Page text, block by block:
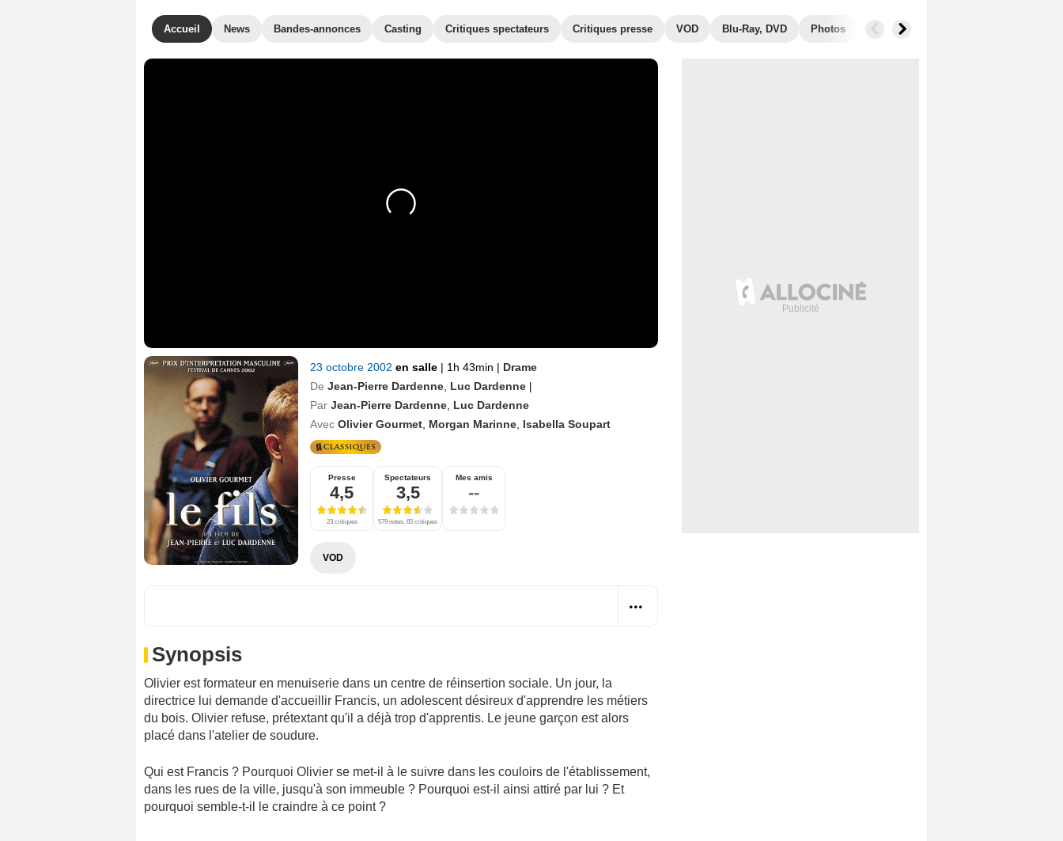
Accueil News Bandes-annonces Casting Critiques spectateurs Critiques presse VOD Blu-Ray, DVD Photos Secrets de tournage
23 octobre 2002 en salle | 1h 43min | Drame
De Jean-Pierre Dardenne Luc Dardenne |
Par Jean-Pierre Dardenne Luc Dardenne
Avec Olivier Gourmet Morgan Marinne Isabella Soupart
Presse
4,5
23 critiques
Spectateurs
3,5
579 notes, 65 critiques
Mes amis
--
VOD
Synopsis
Olivier est formateur en menuiserie dans un centre de réinsertion sociale. Un jour, la
directrice lui demande d'accueillir Francis, un adolescent désireux d'apprendre les métiers
du bois. Olivier refuse, prétextant qu'il a déjà trop d'apprentis. Le jeune garçon est alors
placé dans l'atelier de soudure.
Qui est Francis ? Pourquoi Olivier se met-il à le suivre dans les couloirs de l'établissement,
dans les rues de la ville, jusqu'à son immeuble ? Pourquoi est-il ainsi attiré par lui ? Et
pourquoi semble-t-il le craindre à ce point ?